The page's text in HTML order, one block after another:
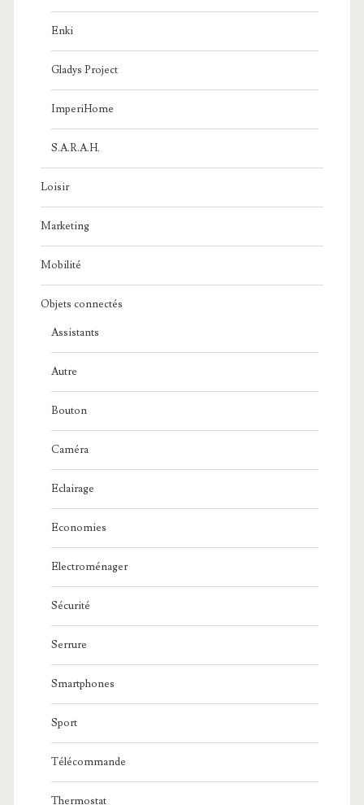
Enki
Gladys Project
ImperiHome
S.A.R.A.H.
Loisir
Marketing
Mobilité
Objets connectés
Assistants
Autre
Bouton
Caméra
Eclairage
Economies
Electroménager
Sécurité
Serrure
Smartphones
Sport
Télécommande
Thermostat